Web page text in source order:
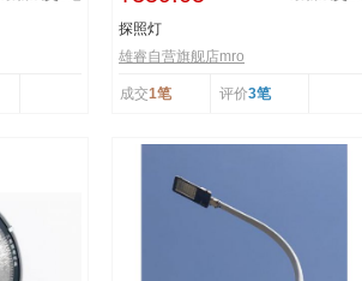
探照灯
雄睿自营旗舰店mro
成交1笔 评价3笔